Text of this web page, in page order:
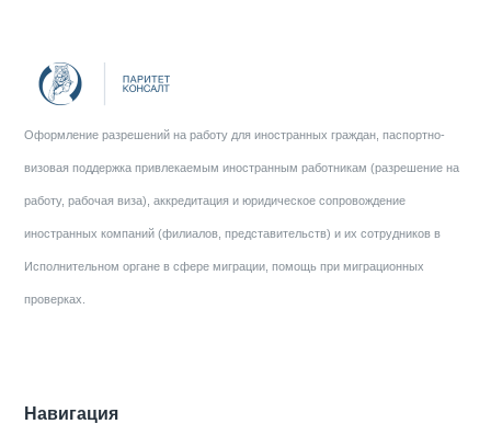
Оформление разрешений на работу для иностранных граждан, паспортно-
визовая поддержка привлекаемым иностранным работникам (разрешение на
работу, рабочая виза), аккредитация и юридическое сопровождение
иностранных компаний (филиалов, представительств) и их сотрудников в
Исполнительном органе в сфере миграции, помощь при миграционных
проверках.
Навигация